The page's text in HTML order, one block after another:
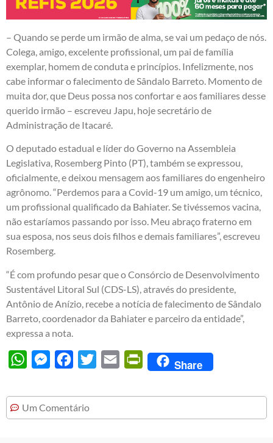
– Quando se perde um irmão de alma, se vai um pedaço de nós.
Colega, amigo, excelente profissional, um pai de família
exemplar, homem de conduta e princípios. Infelizmente, nos
cabe informar o falecimento de Sândalo Barreto. Momento de
muita dor, que Deus possa nos confortar e aos familiares desse
querido irmão – escreveu Japu, hoje secretário de
Administração de Itacaré.
O deputado estadual e líder do Governo na Assembleia
Legislativa, Rosemberg Pinto (PT), também se expressou,
oficialmente, e deixou mensagem aos familiares do engenheiro
agrônomo. “Perdemos para a Covid-19 um amigo, um técnico,
um profissional qualificado da Bahiater. Se tivéssemos vacina,
não estaríamos passando por isso. Meu abraço fraterno em
sua esposa, nos seus dois filhos e demais familiares”, escreveu
Rosemberg.
“É com profundo pesar que o Consórcio de Desenvolvimento
Sustentável Litoral Sul (CDS-LS), através do presidente,
Antônio de Anízio, recebe a notícia de falecimento de Sândalo
Barreto, coordenador da Bahiater e parceiro da entidade”,
expressa a nota.
WhatsAppMessengerFacebook
Twitter Email PrintFriendly
Share
Um Comentário